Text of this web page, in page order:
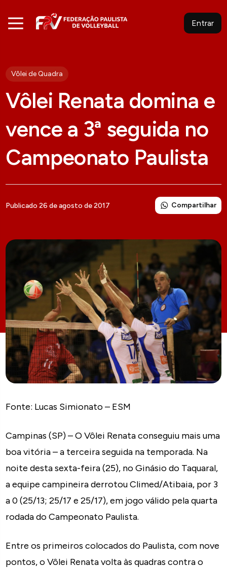
Entrar
Vôlei de Quadra
Vôlei Renata domina e
vence a 3ª seguida no
Campeonato Paulista
Publicado 26 de agosto de 2017 Compartilhar
Fonte: Lucas Simionato – ESM
Campinas (SP) – O Vôlei Renata conseguiu mais uma
boa vitória – a terceira seguida na temporada. Na
noite desta sexta-feira (25), no Ginásio do Taquaral,
a equipe campineira derrotou Climed/Atibaia, por 3
a 0 (25/13; 25/17 e 25/17), em jogo válido pela quarta
rodada do Campeonato Paulista.
Entre os primeiros colocados do Paulista, com nove
pontos, o Vôlei Renata volta às quadras contra o